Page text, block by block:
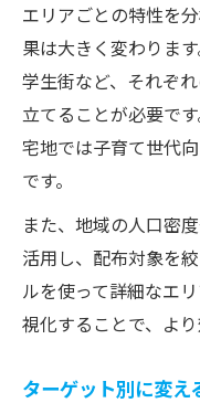
エリアごとの特性を
果は大きく変わりま
学生街など、それぞ
立てることが必要で
宅地では子育て世代
です。
また、地域の人口密
活用し、配布対象を
ルを使って詳細なエ
視化することで、よ
ターゲット別に変え